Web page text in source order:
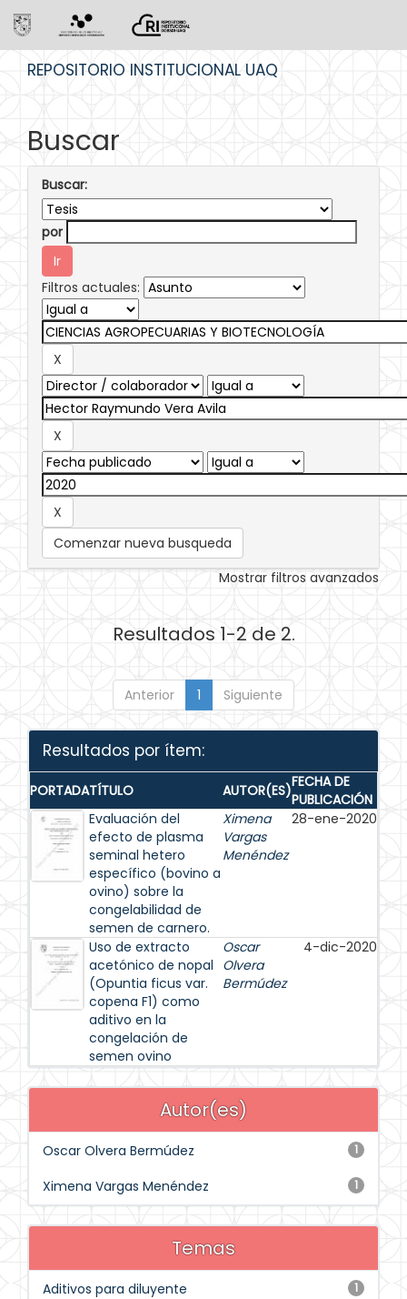
REPOSITORIO INSTITUCIONAL UAQ
Buscar
Buscar:
por
Filtros actuales:
Comenzar nueva busqueda
Mostrar filtros avanzados
Resultados 1-2 de 2.
Anterior 1 Siguiente
Resultados por ítem:
PORTADATÍTULO AUTOR(ES)FECHA DE
PUBLICACIÓN
Evaluación del
efecto de plasma
seminal hetero
específico (bovino a
ovino) sobre la
congelabilidad de
semen de carnero.
Ximena
Vargas
Menéndez
28-ene-2020
Uso de extracto
acetónico de nopal
(Opuntia ficus var.
copena F1) como
aditivo en la
congelación de
semen ovino
Oscar
Olvera
Bermúdez
4-dic-2020
Autor(es)
1
Oscar Olvera Bermúdez
1
Ximena Vargas Menéndez
Temas
1
Aditivos para diluyente